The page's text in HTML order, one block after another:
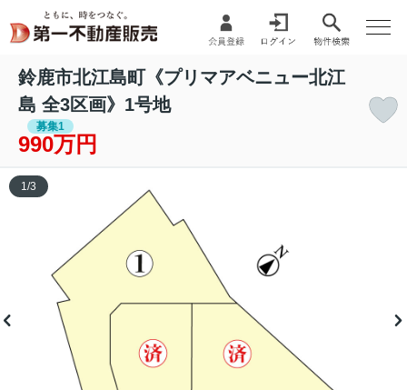
鈴鹿市北江島町《プリマアベニュー北江
島 全3区画》1号地
募集1
990万円
1 /3